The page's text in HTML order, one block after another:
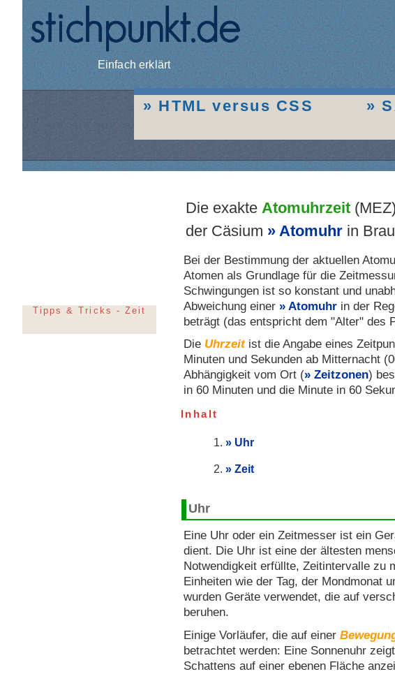
Einfach erklärt
HTML versus CSS
Die exakteAtomuhrzeit
der Cäsium
Atomuhr in
Bei der Bestimmung der aktuellen
Atomen als Grundlage für die
Schwingungen ist so konstant und
Abweichung einer
Atomuhr in der
beträgt (das entspricht dem "Alter" des
Die Uhrzeitist die Angabe eines
Minuten und Sekunden ab Mitternacht
Abhängigkeit vom Ort (
Zeitzonen)
in 60 Minuten und die Minute in 60
Inhalt
Uhr
Zeit
Uhr
Eine Uhr oder ein Zeitmesser ist ein
dient. Die Uhr ist eine der ältesten
Notwendigkeit erfüllte, Zeitintervalle zu
Einheiten wie der Tag, der Mondmonat
wurden Geräte verwendet, die auf
beruhen.
Einige Vorläufer, die auf einer
betrachtet werden: Eine Sonnenuhr
Schattens auf einer ebenen Fläche
Tipps & Tricks - Zeit